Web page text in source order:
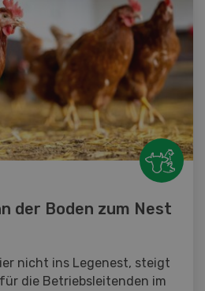
der Boden zum Nest
nicht ins Legenest, steigt
die Betriebsleitenden im